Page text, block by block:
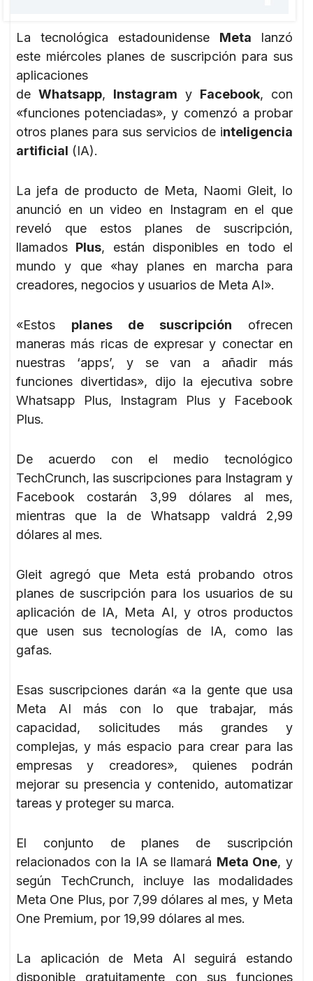
La tecnológica estadounidense Meta lanzó
este miércoles planes de suscripción para sus
aplicaciones
de Whatsapp, Instagram y Facebook, con
«funciones potenciadas», y comenzó a probar
otros planes para sus servicios de inteligencia
artificial (IA).
La jefa de producto de Meta, Naomi Gleit, lo
anunció en un video en Instagram en el que
reveló que estos planes de suscripción,
llamados Plus, están disponibles en todo el
mundo y que «hay planes en marcha para
creadores, negocios y usuarios de Meta AI».
«Estos planes de suscripción ofrecen
maneras más ricas de expresar y conectar en
nuestras ‘apps’, y se van a añadir más
funciones divertidas», dijo la ejecutiva sobre
Whatsapp Plus, Instagram Plus y Facebook
Plus.
De acuerdo con el medio tecnológico
TechCrunch, las suscripciones para Instagram y
Facebook costarán 3,99 dólares al mes,
mientras que la de Whatsapp valdrá 2,99
dólares al mes.
Gleit agregó que Meta está probando otros
planes de suscripción para los usuarios de su
aplicación de IA, Meta AI, y otros productos
que usen sus tecnologías de IA, como las
gafas.
Esas suscripciones darán «a la gente que usa
Meta AI más con lo que trabajar, más
capacidad, solicitudes más grandes y
complejas, y más espacio para crear para las
empresas y creadores», quienes podrán
mejorar su presencia y contenido, automatizar
tareas y proteger su marca.
El conjunto de planes de suscripción
relacionados con la IA se llamará Meta One, y
según TechCrunch, incluye las modalidades
Meta One Plus, por 7,99 dólares al mes, y Meta
One Premium, por 19,99 dólares al mes.
La aplicación de Meta AI seguirá estando
disponible gratuitamente con sus funciones